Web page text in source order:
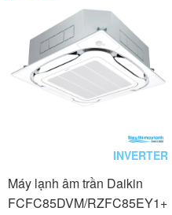
INVERTER
Máy lạnh âm trần Daikin
FCFC85DVM/RZFC85EY1+